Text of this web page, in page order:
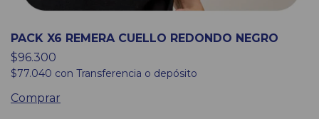
PACK X6 REMERA CUELLO REDONDO NEGRO
$96.300
$77.040 con Transferencia o depósito
Comprar